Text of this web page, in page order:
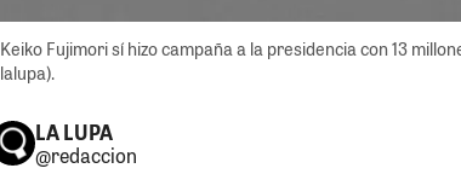
Keiko Fujimori sí hizo campaña a la presidencia con 13
lalupa).
LA LUPA
@redaccion